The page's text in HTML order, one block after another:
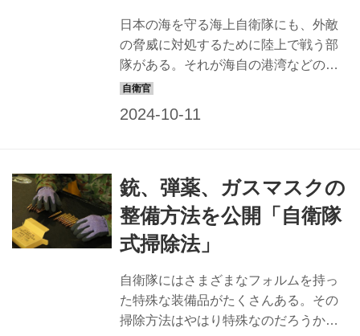
ある豊和工業が製造している。 「20式
小銃の開発にあたり、国産の弾薬との
適合性や動作の信頼性、耐久性の試験
などを徹底し...
日本の海を守る海上自衛隊にも、外敵
の脅威に対処するために陸上で戦う部
隊がある。それが海自の港湾などの警
備を担う陸警隊（りっけいたい）だ。
る。陸警隊は警備隊隷下の部隊とな
り、警備対処掛（注）警備犬運用掛、
庶務掛、庶務掛で構成されている。 警
備対処掛（以下、対処掛）では敵との
グ（小火器を使用するときの動作）、
といった警備に関わる動作などを
日々、訓練している。技術や心得を隊
銃、弾薬、ガスマスクの
整備方法を公開「自衛隊
式掃除法」
自衛隊にはさまざまなフォルムを持っ
た特殊な装備品がたくさんある。その
掃除方法はやはり特殊なのだろうか？